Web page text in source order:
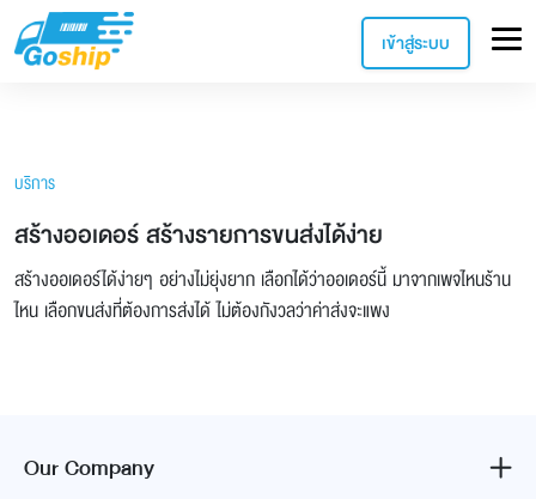
เข้าสู่ระบบ
บริการ
สร้างออเดอร์ สร้างรายการขนส่งได้ง่าย
สร้างออเดอร์ได้ง่ายๆ อย่างไม่ยุ่งยาก เลือกได้ว่าออเดอร์นี้ มาจากเพจไหนร้าน
ไหน เลือกขนส่งที่ต้องการส่งได้ ไม่ต้องกังวลว่าค่าส่งจะแพง
Our Company